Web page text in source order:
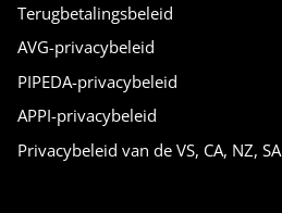
Terugbetalingsbeleid
AVG-privacybeleid
PIPEDA-privacybeleid
APPI-privacybeleid
Privacybeleid van de VS, CA, NZ, SA